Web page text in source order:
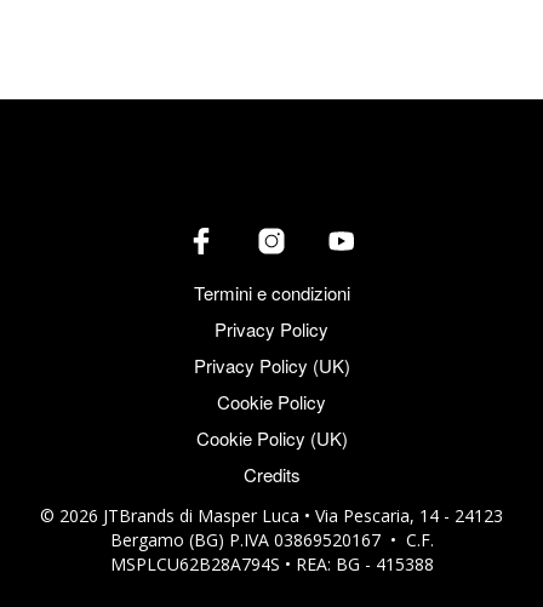
Termini e condizioni
Privacy Policy
Privacy Policy (UK)
Cookie Policy
Cookie Policy (UK)
Credits
© 2026 JTBrands di Masper Luca • Via Pescaria, 14 - 24123
Bergamo (BG) P.IVA 03869520167 • C.F.
MSPLCU62B28A794S • REA: BG - 415388